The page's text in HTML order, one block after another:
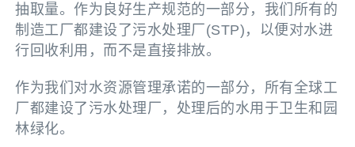
抽取量。作为良好生产规范的一部分，我们所有的
制造工厂都建设了污水处理厂(STP)，以便对水进
行回收利用，而不是直接排放。
作为我们对水资源管理承诺的一部分，所有全球工
厂都建设了污水处理厂，处理后的水用于卫生和园
林绿化。